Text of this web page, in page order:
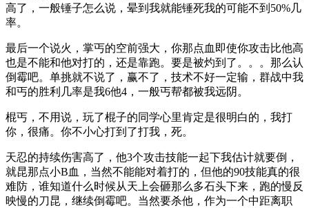
高了，一般锤子怎么说，晕到我就能锤死我的可能不到50%几
率。
最后一个说火，掌丐的空前强大，你那点血即使你攻击比他高
也是不能和他对打的，还是靠跑。要是被灼到了。。。那么认
倒霉吧。单挑就不说了，赢不了，技术不好一定输，群战中我
和丐的胜利几率是我6他4，一般丐帮都被我远阴。
棍丐，不用说，玩了棍子的同学心里肯定是很明白的，我打
你，很痛。你不小心打到了打我，死。
天忍的持续伤害高了，他3个攻击技能一起下我估计就要倒，
就昆那点小B血，当然不能能对着打的，但他的90技能真的很
难防，谁知道什么时候从天上会砸那么多石头下来，跑的慢反
映慢的刀昆，继续倒霉吧。当然要杀他，作为一个中距离职